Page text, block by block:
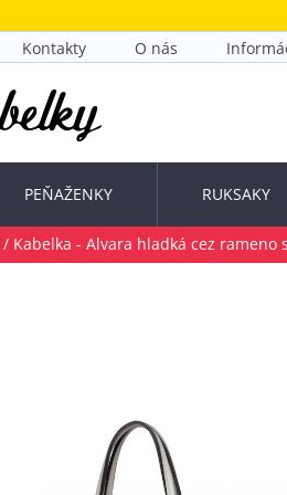
Kontakty O nás
PEŇAŽENKY RUKSAKY
/ Kabelka - Alvara hladká cez rameno